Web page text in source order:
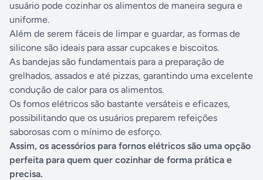
usuário pode cozinhar os alimentos de maneira segura e
uniforme.
Além de serem fáceis de limpar e guardar, as formas de
silicone são ideais para assar cupcakes e biscoitos.
As bandejas são fundamentais para a preparação de
grelhados, assados e até pizzas, garantindo uma excelente
condução de calor para os alimentos.
Os fornos elétricos são bastante versáteis e eficazes,
possibilitando que os usuários preparem refeições
saborosas com o mínimo de esforço.
Assim, os acessórios para fornos elétricos são uma opção
perfeita para quem quer cozinhar de forma prática e
precisa.